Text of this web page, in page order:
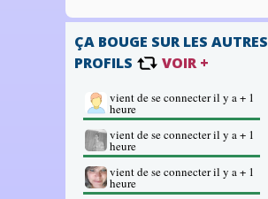
ÇA BOUGE SUR LES AUTRES
PROFILS
VOIR +
vient de se connecter il y a + 1
heure
vient de se connecter il y a + 1
heure
vient de se connecter il y a + 1
heure